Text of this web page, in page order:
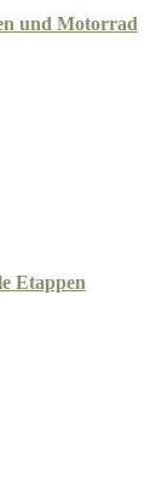
und Motorrad
Etappen